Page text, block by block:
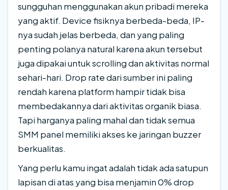
sungguhan menggunakan akun pribadi mereka
yang aktif. Device fisiknya berbeda-beda, IP-
nya sudah jelas berbeda, dan yang paling
penting polanya natural karena akun tersebut
juga dipakai untuk scrolling dan aktivitas normal
sehari-hari. Drop rate dari sumber ini paling
rendah karena platform hampir tidak bisa
membedakannya dari aktivitas organik biasa.
Tapi harganya paling mahal dan tidak semua
SMM panel memiliki akses ke jaringan buzzer
berkualitas.
Yang perlu kamu ingat adalah tidak ada satupun
lapisan di atas yang bisa menjamin 0% drop